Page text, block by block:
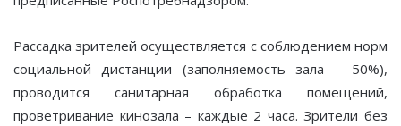
Рассадка зрителей осуществляется с соблюдением норм
социальной дистанции (заполняемость зала – 50%),
проводится санитарная обработка помещений,
проветривание кинозала – каждые 2 часа. Зрители без